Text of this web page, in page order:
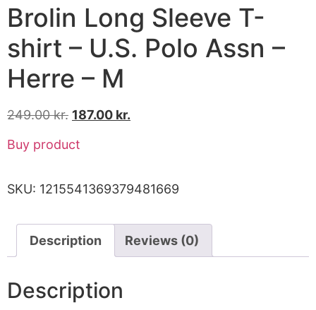
Brolin Long Sleeve T-
shirt – U.S. Polo Assn –
Herre – M
249.00kr. 187.00 kr.
Buy product
SKU: 1215541369379481669
Description Reviews (0)
Description